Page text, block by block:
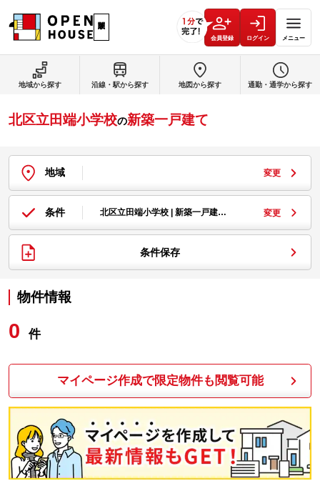
会員登録 ログイン メニュー
北区立田端小学校の新築一戸建て
地域 変更
条件 北区立田端小学校 | 新築一戸建… 変更
条件保存
物件情報
0 件
マイページ作成で限定物件も閲覧可能
地域から探す 沿線・駅から探す 地図から探す 通勤・通学から探す